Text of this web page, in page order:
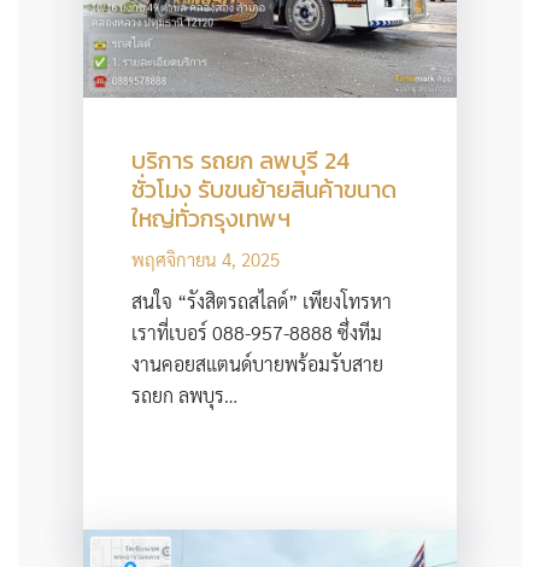
บริการ รถยก ลพบุรี 24
ชั่วโมง รับขนย้ายสินค้าขนาด
ใหญ่ทั่วกรุงเทพฯ
พฤศจิกายน 4, 2025
สนใจ “รังสิตรถสไลด์” เพียงโทรหา
เราที่เบอร์ 088-957-8888 ซึ่งทีม
งานคอยสแตนด์บายพร้อมรับสาย
รถยก ลพบุร…